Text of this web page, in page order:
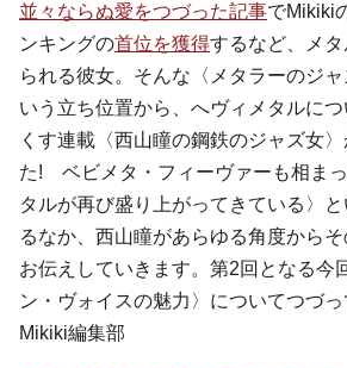
並々ならぬ愛をつづった記事でMikiki
ンキングの首位を獲得するなど、メ
られる彼女。 そんな〈メタラーのジ
いう立ち位置から、 へヴィ メタルに
くす連載〈西山瞳の鋼鉄のジャズ女
た! ベビメタ・フィーヴァーも相ま
タルが再び盛り上がってきている〉
るなか、西山瞳があらゆる角度からそ
お伝えしていきます。第2回となる今
ン・ヴォイスの魅力〉についてつづ
Mikiki編集部